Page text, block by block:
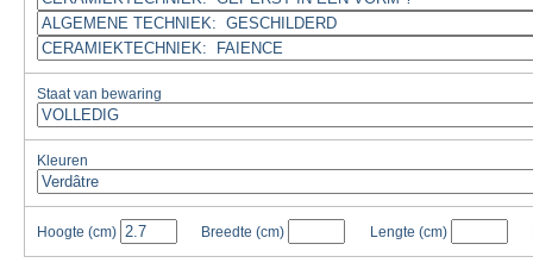
Staat van bewaring
Kleuren
Hoogte (cm) Breedte (cm) Lengte (cm)